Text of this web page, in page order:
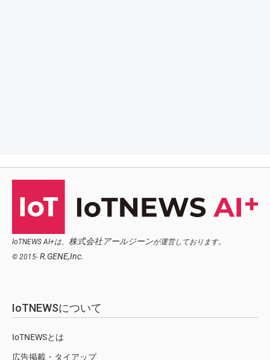
IoTNEWS AI+は、 株式会社アールジーンが運営しております。
© 2015- R.GENE,Inc.
IoTNEWSについて
IoTNEWSとは
広告掲載・タイアップ